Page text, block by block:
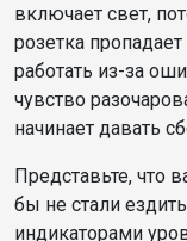
включает свет,
розетка
работать из-за
чувство
начинает давать
Представьте, что
бы не стали
индикаторами